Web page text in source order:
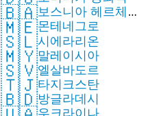
🇧🇦보스니아 헤르체고
비나
🇲🇪몬테네그로
🇸🇱시에라리온
🇲🇾말레이시아
🇸🇻엘살바도르
🇹🇯타지크스탄
🇧🇩방글라데시